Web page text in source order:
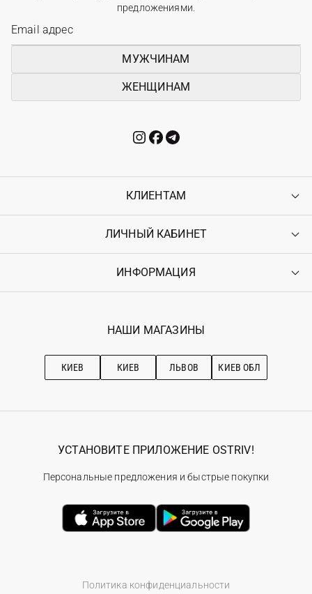
предложениями.
МУЖЧИНАМ
ЖЕНЩИНАМ
КЛИЕНТАМ
Контакты
Возврат
Гарантия
ЛИЧНЫЙ КАБИНЕТ
Войти
Ostriv Club+
ИНФОРМАЦИЯ
Наши магазини
Рекомендации по уходу
НАШИ МАГАЗИНЫ
КИЕВ КИЕВ ЛЬВОВ КИЕВ ОБЛ
Политика конфиденциальности
УСТАНОВИТЕ ПРИЛОЖЕНИЕ OSTRIV!
Персональные предложения и быстрые покупки